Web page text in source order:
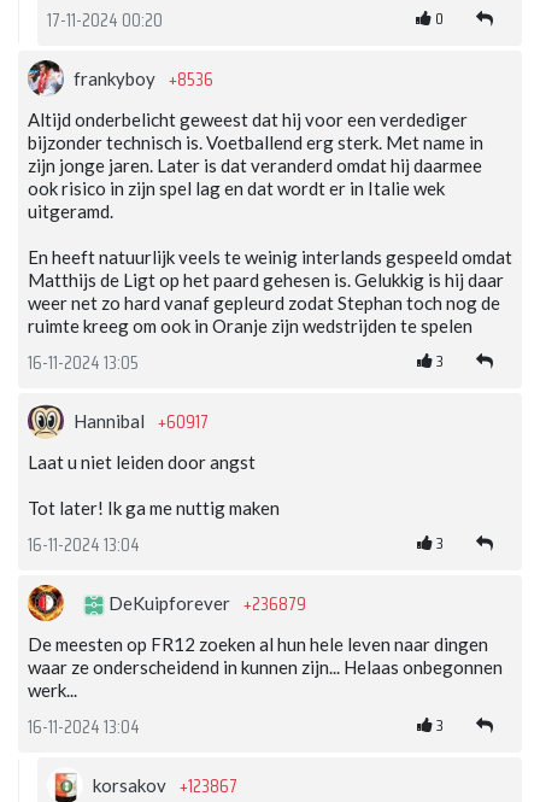
17-11-2024 00:20 0
frankyboy +8536
Altijd onderbelicht geweest dat hij voor een verdediger
bijzonder technisch is. Voetballend erg sterk. Met name in
zijn jonge jaren. Later is dat veranderd omdat hij daarmee
ook risico in zijn spel lag en dat wordt er in Italie wek
uitgeramd.
En heeft natuurlijk veels te weinig interlands gespeeld omdat
Matthijs de Ligt op het paard gehesen is. Gelukkig is hij daar
weer net zo hard vanaf gepleurd zodat Stephan toch nog de
ruimte kreeg om ook in Oranje zijn wedstrijden te spelen
16-11-2024 13:05 3
Hannibal +60917
Laat u niet leiden door angst
Tot later! Ik ga me nuttig maken
16-11-2024 13:04 3
DeKuipforever +236879
De meesten op FR12 zoeken al hun hele leven naar dingen
waar ze onderscheidend in kunnen zijn... Helaas onbegonnen
werk...
16-11-2024 13:04 3
korsakov +123867